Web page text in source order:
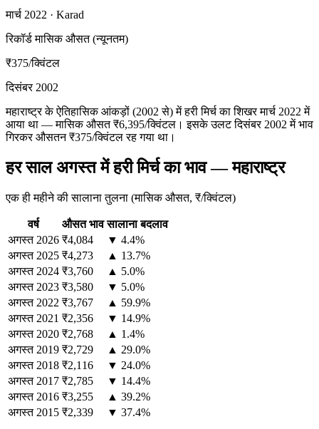
मार्च 2022 · Karad
रिकॉर्ड मासिक औसत (न्यूनतम)
₹375/क्विंटल
दिसंबर 2002
महाराष्ट्र के ऐतिहासिक आंकड़ों (2002 से) में हरी मिर्च का शिखर मार्च 2022 में
आया था — मासिक औसत ₹6,395/क्विंटल। इसके उलट दिसंबर 2002 में भाव
गिरकर औसतन ₹375/क्विंटल रह गया था।
हर साल अगस्त में हरी मिर्च का भाव — महाराष्ट्र
एक ही महीने की सालाना तुलना (मासिक औसत, ₹/क्विंटल)
वर्ष औसत भाव सालाना बदलाव
अगस्त 2026 ₹4,084
▼ 4.4%
अगस्त 2025 ₹4,273
▲ 13.7%
अगस्त 2024 ₹3,760
▲ 5.0%
अगस्त 2023 ₹3,580
▼ 5.0%
अगस्त 2022 ₹3,767
▲ 59.9%
अगस्त 2021 ₹2,356
▼ 14.9%
अगस्त 2020 ₹2,768
▲ 1.4%
अगस्त 2019 ₹2,729
▲ 29.0%
अगस्त 2018 ₹2,116
▼ 24.0%
अगस्त 2017 ₹2,785
▼ 14.4%
अगस्त 2016 ₹3,255
▲ 39.2%
अगस्त 2015 ₹2,339 ▼ 37.4%